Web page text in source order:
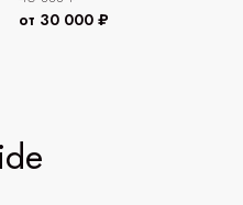
от 30 000 ₽